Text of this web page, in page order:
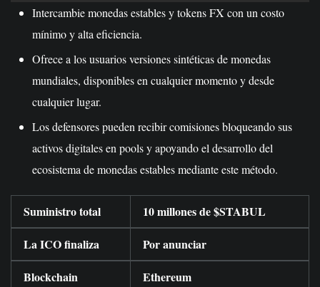
Intercambie monedas estables y tokens FX con un costo
mínimo y alta eficiencia.
Ofrece a los usuarios versiones sintéticas de monedas
mundiales, disponibles en cualquier momento y desde
cualquier lugar.
Los defensores pueden recibir comisiones bloqueando sus
activos digitales en pools y apoyando el desarrollo del
ecosistema de monedas estables mediante este método.
Suministro total
10 millones de $STABUL
La ICO finaliza
Por anunciar
Blockchain
Ethereum